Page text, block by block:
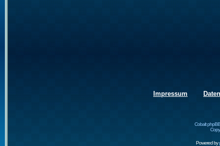
Impressum
Cobalt
Powered by